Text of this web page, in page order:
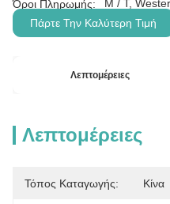
Όροι Πληρωμής:
Μ / Τ,
Πάρτε Την Καλύτερη Τιμή
Λεπτομέρειες
Λεπτομέρειες
Τόπος Καταγωγής: Κίνα